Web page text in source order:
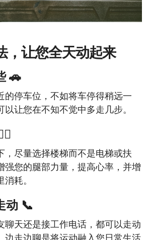
，让您全天动起来
🚗
的停车位，不如将车停得稍远一
让您在不知不觉中多走几步。
，尽量选择楼梯而不是电梯或扶
强您的腿部力量，提高心率，并增
耗。
动 📞
聊天还是接工作电话，都可以走动